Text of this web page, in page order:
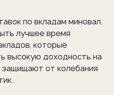
по вкладам миновал.
лучшее время
которые
высокую доходность на
от колебания